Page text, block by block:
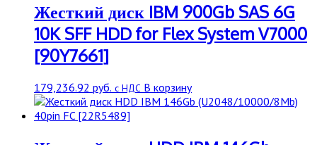
Жесткий диск IBM 900Gb SAS 6G
10K SFF HDD for Flex System V7000
[90Y7661]
179,236.92 руб. с НДС В корзину